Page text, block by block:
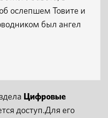
ослепшем Товите и
был ангел
Цифровые
доступ.Для его